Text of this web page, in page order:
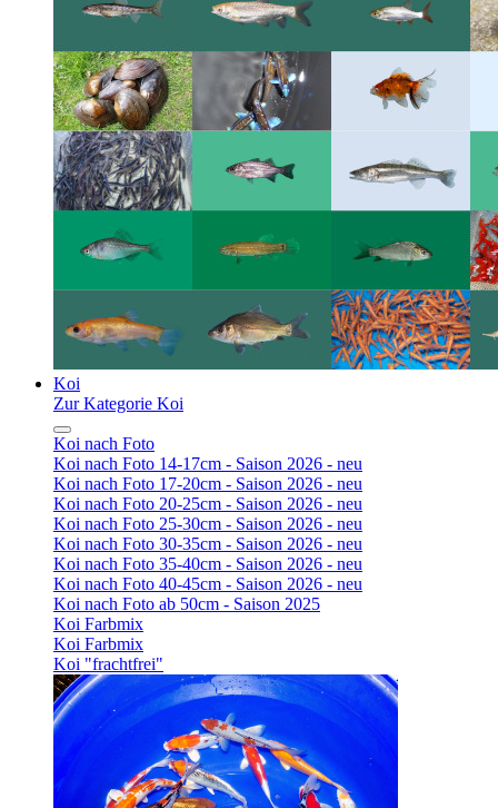
Koi
Zur Kategorie Koi
Koi nach Foto
Koi nach Foto 14-17cm - Saison 2026 - neu
Koi nach Foto 17-20cm - Saison 2026 - neu
Koi nach Foto 20-25cm - Saison 2026 - neu
Koi nach Foto 25-30cm - Saison 2026 - neu
Koi nach Foto 30-35cm - Saison 2026 - neu
Koi nach Foto 35-40cm - Saison 2026 - neu
Koi nach Foto 40-45cm - Saison 2026 - neu
Koi nach Foto ab 50cm - Saison 2025
Koi Farbmix
Koi Farbmix
Koi "frachtfrei"